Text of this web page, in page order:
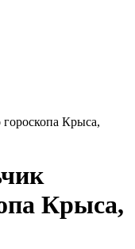
Крыса,
Крыса,